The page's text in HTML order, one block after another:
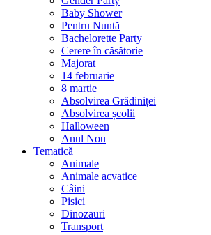
Baby Shower
Pentru Nuntă
Bachelorette Party
Cerere în căsătorie
Majorat
14 februarie
8 martie
Absolvirea Grădiniței
Absolvirea școlii
Halloween
Anul Nou
Tematică
Animale
Animale acvatice
Câini
Pisici
Dinozauri
Transport